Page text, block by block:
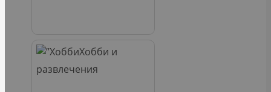
Хобби и
развлечения